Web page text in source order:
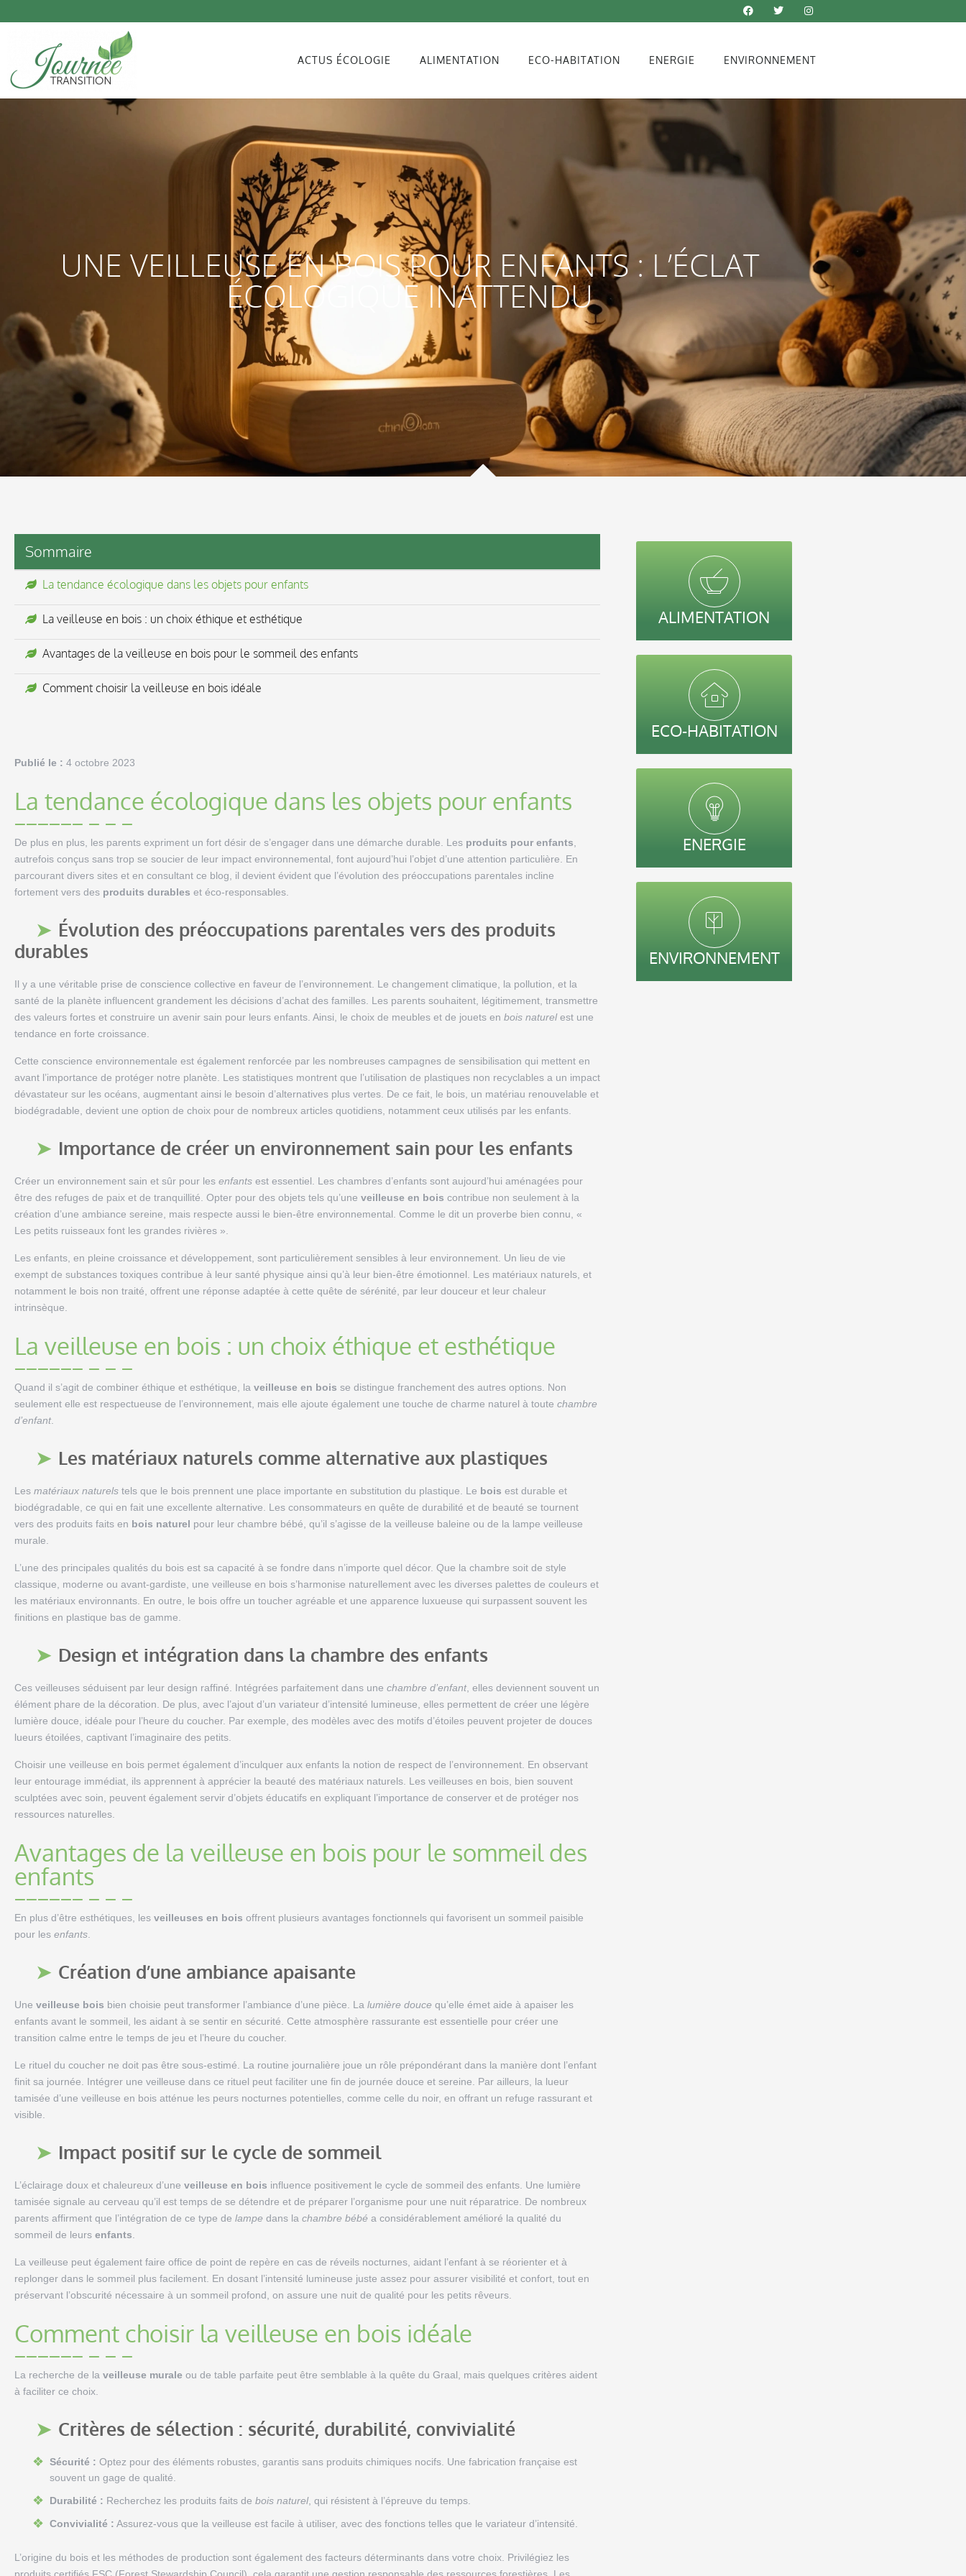
ACTUS ÉCOLOGIE ALIMENTATION ECO-HABITATION ENERGIE ENVIRONNEMENT
UNE VEILLEUSE EN BOIS POUR ENFANTS : L’ÉCLAT
ÉCOLOGIQUE INATTENDU
Sommaire
La tendance écologique dans les objets pour enfants
La veilleuse en bois : un choix éthique et esthétique
Avantages de la veilleuse en bois pour le sommeil des enfants
Comment choisir la veilleuse en bois idéale
Publié le : 4 octobre 2023
La tendance écologique dans les objets pour enfants
De plus en plus, les parents expriment un fort désir de s’engager dans une démarche durable. Les produits pour enfants
autrefois conçus sans trop se soucier de leur impact environnemental, font aujourd’hui l’objet d’une attention particulière. En
parcourant divers sites et en consultant ce blog, il devient évident que l’évolution des préoccupations parentales incline
fortement vers des produits durables et éco-responsables.
Évolution des préoccupations parentales vers des produits
durables
Il y a une véritable prise de conscience collective en faveur de l’environnement. Le changement climatique, la pollution, et la
santé de la planète influencent grandement les décisions d’achat des familles. Les parents souhaitent, légitimement, transmettre
des valeurs fortes et construire un avenir sain pour leurs enfants. Ainsi, le choix de meubles et de jouets en bois naturelest une
tendance en forte croissance.
Cette conscience environnementale est également renforcée par les nombreuses campagnes de sensibilisation qui mettent en
avant l’importance de protéger notre planète. Les statistiques montrent que l’utilisation de plastiques non recyclables a un impact
dévastateur sur les océans, augmentant ainsi le besoin d’alternatives plus vertes. De ce fait, le bois, un matériau renouvelable et
biodégradable, devient une option de choix pour de nombreux articles quotidiens, notamment ceux utilisés par les enfants.
Importance de créer un environnement sain pour les enfants
Créer un environnement sain et sûr pour les enfants est essentiel. Les chambres d’enfants sont aujourd’hui aménagées pour
être des refuges de paix et de tranquillité. Opter pour des objets tels qu’une veilleuse en bois contribue non seulement à la
création d’une ambiance sereine, mais respecte aussi le bien-être environnemental. Comme le dit un proverbe bien connu, «
Les petits ruisseaux font les grandes rivières ».
Les enfants, en pleine croissance et développement, sont particulièrement sensibles à leur environnement. Un lieu de vie
exempt de substances toxiques contribue à leur santé physique ainsi qu’à leur bien-être émotionnel. Les matériaux naturels, et
notamment le bois non traité, offrent une réponse adaptée à cette quête de sérénité, par leur douceur et leur chaleur
intrinsèque.
La veilleuse en bois : un choix éthique et esthétique
Quand il s’agit de combiner éthique et esthétique, la veilleuse en bois se distingue franchement des autres options. Non
seulement elle est respectueuse de l’environnement, mais elle ajoute également une touche de charme naturel à toute chambre
d’enfant.
Les matériaux naturels comme alternative aux plastiques
Les matériaux naturels tels que le bois prennent une place importante en substitution du plastique. Le bois est durable et
biodégradable, ce qui en fait une excellente alternative. Les consommateurs en quête de durabilité et de beauté se tournent
vers des produits faits en bois naturel pour leur chambre bébé, qu’il s’agisse de la veilleuse baleine ou de la lampe veilleuse
murale.
L’une des principales qualités du bois est sa capacité à se fondre dans n’importe quel décor. Que la chambre soit de style
classique, moderne ou avant-gardiste, une veilleuse en bois s’harmonise naturellement avec les diverses palettes de couleurs et
les matériaux environnants. En outre, le bois offre un toucher agréable et une apparence luxueuse qui surpassent souvent les
finitions en plastique bas de gamme.
Design et intégration dans la chambre des enfants
Ces veilleuses séduisent par leur design raffiné. Intégrées parfaitement dans une chambre d’enfant, elles deviennent souvent un
élément phare de la décoration. De plus, avec l’ajout d’un variateur d’intensité lumineuse, elles permettent de créer une légère
lumière douce, idéale pour l’heure du coucher. Par exemple, des modèles avec des motifs d’étoiles peuvent projeter de douces
lueurs étoilées, captivant l’imaginaire des petits.
Choisir une veilleuse en bois permet également d’inculquer aux enfants la notion de respect de l’environnement. En observant
leur entourage immédiat, ils apprennent à apprécier la beauté des matériaux naturels. Les veilleuses en bois, bien souvent
sculptées avec soin, peuvent également servir d’objets éducatifs en expliquant l’importance de conserver et de protéger nos
ressources naturelles.
Avantages de la veilleuse en bois pour le sommeil des
enfants
En plus d’être esthétiques, les veilleuses en bois offrent plusieurs avantages fonctionnels qui favorisent un sommeil paisible
pour les enfants
Création d’une ambiance apaisante
Une veilleuse bois bien choisie peut transformer l’ambiance d’une pièce. La lumière douce qu’elle émet aide à apaiser les
enfants avant le sommeil, les aidant à se sentir en sécurité. Cette atmosphère rassurante est essentielle pour créer une
transition calme entre le temps de jeu et l’heure du coucher.
Le rituel du coucher ne doit pas être sous-estimé. La routine journalière joue un rôle prépondérant dans la manière dont l’enfant
finit sa journée. Intégrer une veilleuse dans ce rituel peut faciliter une fin de journée douce et sereine. Par ailleurs, la lueur
tamisée d’une veilleuse en bois atténue les peurs nocturnes potentielles, comme celle du noir, en offrant un refuge rassurant et
visible.
Impact positif sur le cycle de sommeil
L’éclairage doux et chaleureux d’une veilleuse en bois influence positivement le cycle de sommeil des enfants. Une lumière
tamisée signale au cerveau qu’il est temps de se détendre et de préparer l’organisme pour une nuit réparatrice. De nombreux
parents affirment que l’intégration de ce type de lampe dans la chambre bébé a considérablement amélioré la qualité du
sommeil de leurs enfants
La veilleuse peut également faire office de point de repère en cas de réveils nocturnes, aidant l’enfant à se réorienter et à
replonger dans le sommeil plus facilement. En dosant l’intensité lumineuse juste assez pour assurer visibilité et confort, tout en
préservant l’obscurité nécessaire à un sommeil profond, on assure une nuit de qualité pour les petits rêveurs.
Comment choisir la veilleuse en bois idéale
La recherche de la veilleuse murale ou de table parfaite peut être semblable à la quête du Graal, mais quelques critères aident
à faciliter ce choix.
Critères de sélection : sécurité, durabilité, convivialité
Sécurité : Optez pour des éléments robustes, garantis sans produits chimiques nocifs. Une fabrication française est
souvent un gage de qualité.
Durabilité : Recherchez les produits faits de bois naturel, qui résistent à l’épreuve du temps.
Convivialité : Assurez-vous que la veilleuse est facile à utiliser, avec des fonctions telles que le variateur d’intensité.
L’origine du bois et les méthodes de production sont également des facteurs déterminants dans votre choix. Privilégiez les
produits certifiés FSC (Forest Stewardship Council), cela garantit une gestion responsable des ressources forestières. Les
ALIMENTATION
ECO-HABITATION
ENERGIE
ENVIRONNEMENT